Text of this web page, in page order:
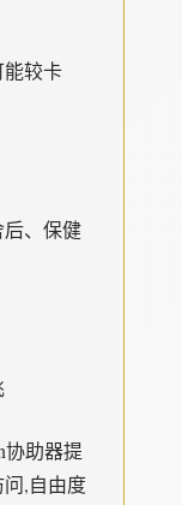
较卡
、保健
协助器提
,自由度